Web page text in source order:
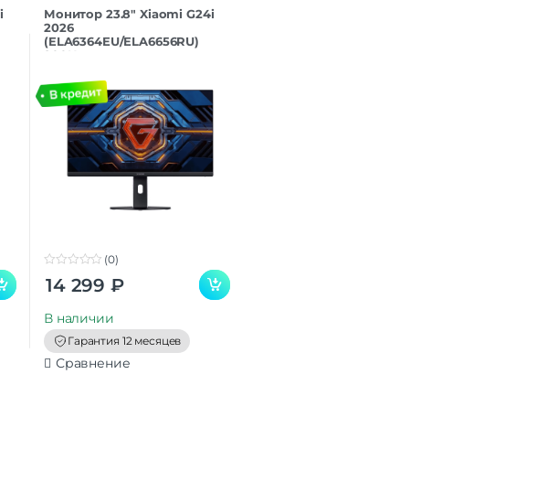
Монитор 23.8″ Xiaomi G24i
2026
(ELA6364EU/ELA6656RU)
200Hz
o
(0)
14 299 ₽
В наличии
Гарантия 12 месяцев
Сравнение